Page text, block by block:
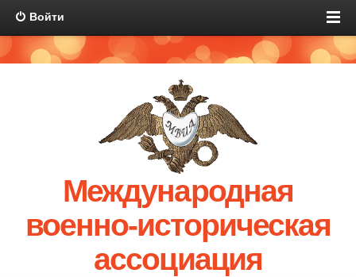
Войти
Международная
военно-историческая
ассоциация